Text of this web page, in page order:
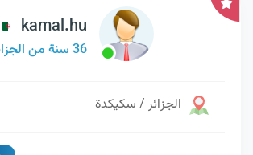
kamal.hu
36 سنة من الجزائر
الجزائر / سكيكدة